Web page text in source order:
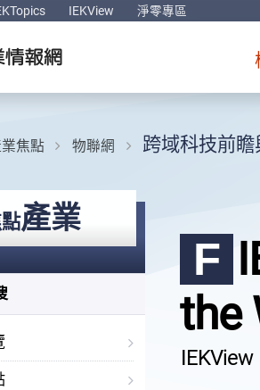
IEKView 淨零專區
焦點 物聯網 跨域科技前
產業
F
the